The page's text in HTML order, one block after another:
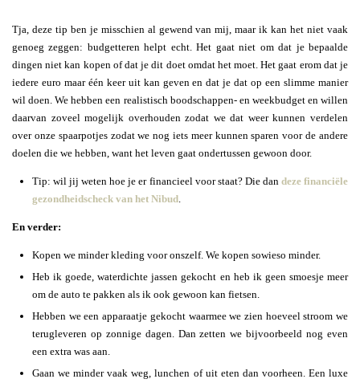
Tja, deze tip ben je misschien al gewend van mij, maar ik kan het niet vaak
genoeg zeggen: budgetteren helpt echt. Het gaat niet om dat je bepaalde
dingen niet kan kopen of dat je dit doet omdat het moet. Het gaat erom dat je
iedere euro maar één keer uit kan geven en dat je dat op een slimme manier
wil doen. We hebben een realistisch boodschappen- en weekbudget en willen
daarvan zoveel mogelijk overhouden zodat we dat weer kunnen verdelen
over onze spaarpotjes zodat we nog iets meer kunnen sparen voor de andere
doelen die we hebben, want het leven gaat ondertussen gewoon door.
Tip: wil jij weten hoe je er financieel voor staat? Die dan deze financiële
gezondheidscheck van het Nibud
En verder:
Kopen we minder kleding voor onszelf. We kopen sowieso minder.
Heb ik goede, waterdichte jassen gekocht en heb ik geen smoesje meer
om de auto te pakken als ik ook gewoon kan fietsen.
Hebben we een apparaatje gekocht waarmee we zien hoeveel stroom we
terugleveren op zonnige dagen. Dan zetten we bijvoorbeeld nog even
een extra was aan.
Gaan we minder vaak weg, lunchen of uit eten dan voorheen. Een luxe